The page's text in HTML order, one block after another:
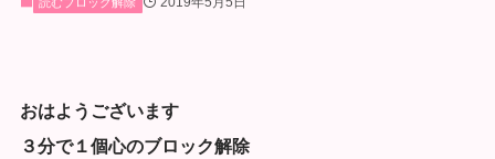
おはようございます
３分で１個心のブロック解除